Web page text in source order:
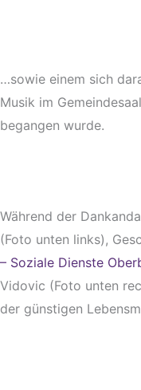
…sowie einem sich
Musik im
begangen wurde.
Während der
(Foto unten links),
– Soziale Dienste
Vidovic (Foto unten
der günstigen